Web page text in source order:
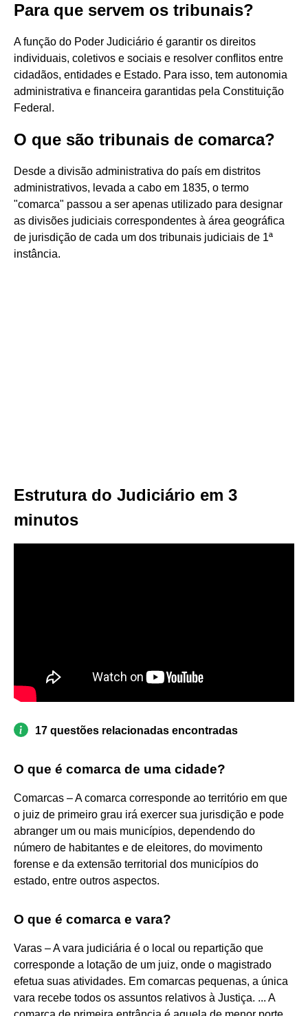
Para que servem os tribunais?
A função do Poder Judiciário é garantir os direitos
individuais, coletivos e sociais e resolver conflitos entre
cidadãos, entidades e Estado. Para isso, tem autonomia
administrativa e financeira garantidas pela Constituição
Federal.
O que são tribunais de comarca?
Desde a divisão administrativa do país em distritos
administrativos, levada a cabo em 1835, o termo
"comarca" passou a ser apenas utilizado para designar
as divisões judiciais correspondentes à área geográfica
de jurisdição de cada um dos tribunais judiciais de 1ª
instância.
Estrutura do Judiciário em 3
minutos
17 questões relacionadas encontradas
O que é comarca de uma cidade?
Comarcas – A comarca corresponde ao território em que
o juiz de primeiro grau irá exercer sua jurisdição e pode
abranger um ou mais municípios, dependendo do
número de habitantes e de eleitores, do movimento
forense e da extensão territorial dos municípios do
estado, entre outros aspectos.
O que é comarca e vara?
Varas – A vara judiciária é o local ou repartição que
corresponde a lotação de um juiz, onde o magistrado
efetua suas atividades. Em comarcas pequenas, a única
vara recebe todos os assuntos relativos à Justiça. ... A